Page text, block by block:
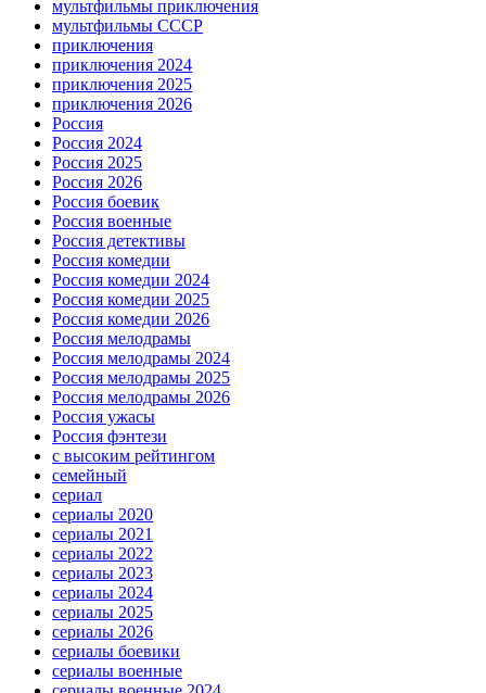
мультфильмы приключения
мультфильмы СССР
приключения
приключения 2024
приключения 2025
приключения 2026
Россия
Россия 2024
Россия 2025
Россия 2026
Россия боевик
Россия военные
Россия детективы
Россия комедии
Россия комедии 2024
Россия комедии 2025
Россия комедии 2026
Россия мелодрамы
Россия мелодрамы 2024
Россия мелодрамы 2025
Россия мелодрамы 2026
Россия ужасы
Россия фэнтези
с высоким рейтингом
семейный
сериал
сериалы 2020
сериалы 2021
сериалы 2022
сериалы 2023
сериалы 2024
сериалы 2025
сериалы 2026
сериалы боевики
сериалы военные